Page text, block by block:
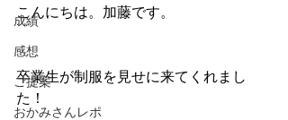
成績
感想
ご提案
おかみさんレポ
こんにちは。加藤です。
卒業生が制服を見せに来てくれまし
た！